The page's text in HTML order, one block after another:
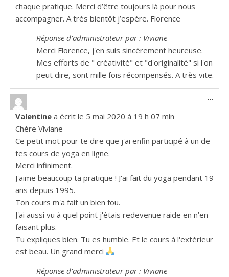
chaque pratique. Merci d’être toujours là pour nous
accompagner. A très bientôt j’espère. Florence
Réponse d’administrateur par : Viviane
Merci Florence, j'en suis sincèrement heureuse.
Mes efforts de " créativité" et "d'originalité" si l'on
peut dire, sont mille fois récompensés. A très vite.
Valentine a écrit le 5 mai 2020 à 19 h 07 min
Chère Viviane
Ce petit mot pour te dire que j'ai enfin participé à un de
tes cours de yoga en ligne.
Merci infiniment.
J'aime beaucoup ta pratique ! J'ai fait du yoga pendant 19
ans depuis 1995.
Ton cours m'a fait un bien fou.
J'ai aussi vu à quel point j'étais redevenue raide en n’en
faisant plus.
Tu expliques bien. Tu es humble. Et le cours à l'extérieur
est beau. Un grand merci
Réponse d’administrateur par : Viviane
...